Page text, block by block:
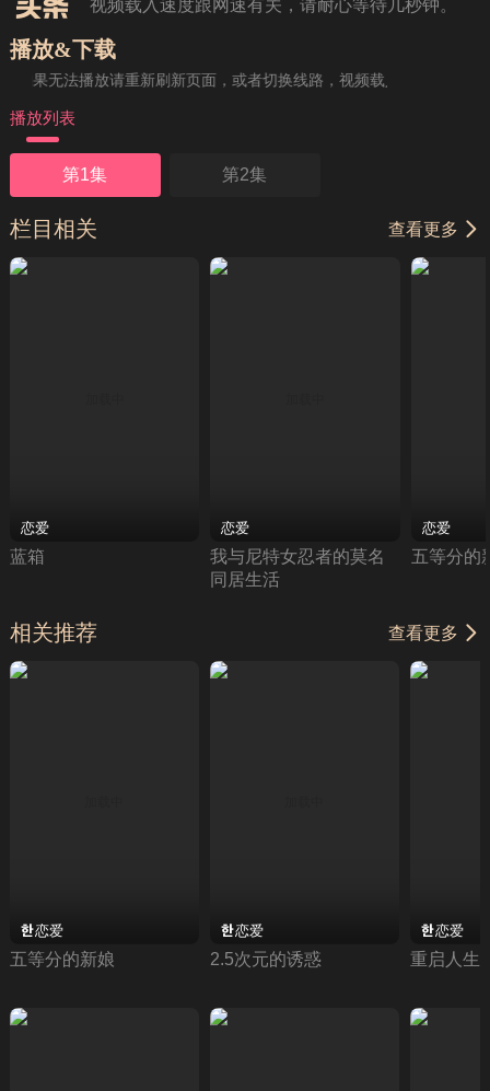
视频载入速度跟网速有关，请耐心等待几秒钟。
播放&下载
果无法播放请重新刷新页面，或者切换线路，视频载入速度跟网速有
播放列表
第1集 第2集
栏目相关 查看更多
恋爱
蓝箱
恋爱
我与尼特女忍者的莫名
同居生活
恋爱
五等分的
相关推荐 查看更多
恋爱
五等分的新娘
恋爱
2.5次元的诱惑
恋爱
重启人生